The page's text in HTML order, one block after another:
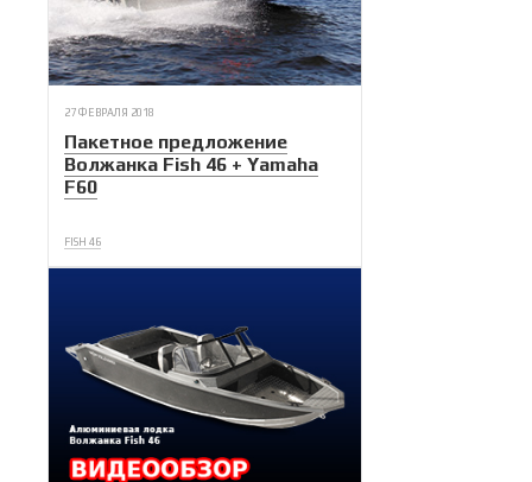
27 ФЕВРАЛЯ 2018
Пакетное предложение
Волжанка Fish 46 + Yamaha
F60
FISH 46